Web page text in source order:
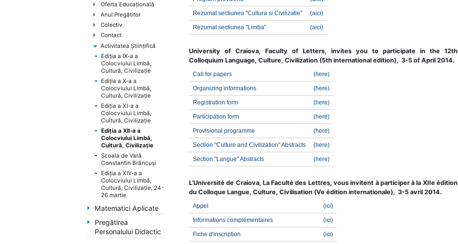
Oferta Educaţională
Anul Pregătitor
Colectiv
Contact
Activitatea Ştiinţifică
Ediţia a IX-a a
Colocviului Limbă,
Cultură, Civilizaţie
Ediţia a X-a a
Colocviului Limbă,
Cultură, Civilizaţie
Ediţia a XI-a a
Colocviului Limbă,
Cultură, Civilizaţie
Ediţia a XII-a a
Colocviului Limbă,
Cultură, Civilizaţie
Şcoala de Vară
Constantin Brâncuşi
Ediţia a XIV-a a
Colocviului Limbă,
Cultură, Civilizaţie, 24-
26 martie
Matematici Aplicate
Pregătirea
Personalului Didactic
Rezumat sectiunea "Cultura si Civilizatie" (aici)
Rezumat sectiunea "Limba" (aici)
University of Craiova, Faculty of Letters, invites you to participate in the 12th
Colloquium Language, Culture, Civilization (5th international edition), 3-5 of April 2014.
Call for papers (here)
Organizing informations (here)
Registration form (here)
Participation form (here)
Provisional programme (here)
Section "Culture and Civilization" Abstracts (here)
Section "Langue" Abstracts (here)
L’Université de Craiova, La Faculté des Lettres, vous invitent à participer à la XIIe édition
du Colloque Langue, Culture, Civilisation (Ve édition internationale), 3-5 avril 2014.
Appel (ici)
Informations complémentaires (ici)
Fiche d'inscription (ici)